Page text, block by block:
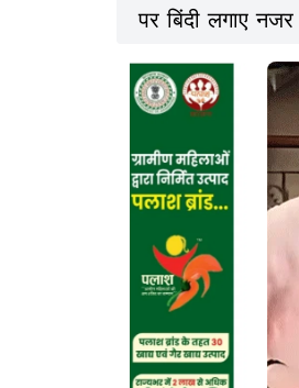
पर बिंदी लगाए